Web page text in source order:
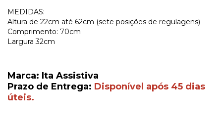
MEDIDAS:
Altura de 22cm até 62cm (sete posições de regulagens)
Comprimento: 70cm
Largura 32cm
Marca: Ita Assistiva
Prazo de Entrega: Disponível após 45 dias
úteis.